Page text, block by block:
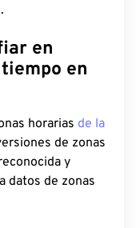
en
en
horarias de la
de zonas
y
datos de zonas